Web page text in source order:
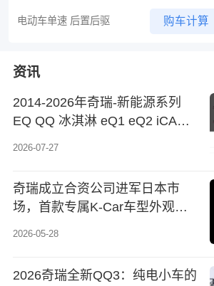
电动车单速 后置后驱 购车计算
资讯
2014-2026年奇瑞-新能源系列
EQ QQ 冰淇淋 eQ1 eQ2 iCAR
2026-07-27
奇瑞成立合资公司进军日本市
场，首款专属K-Car车型外观公
2026-05-28
2026奇瑞全新QQ3：纯电小车的